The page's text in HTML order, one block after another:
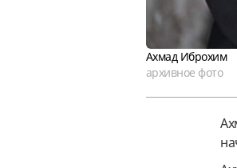
Ахмад Иброхим
архивное фото